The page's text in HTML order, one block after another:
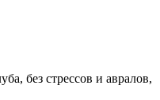
без стрессов и авралов,